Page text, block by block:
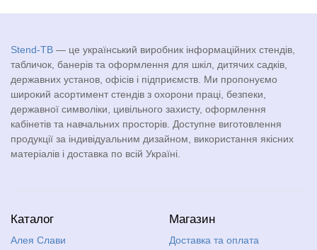
Stend-TB — це український виробник інформаційних стендів,
табличок, банерів та оформлення для шкіл, дитячих садків,
державних установ, офісів і підприємств. Ми пропонуємо
широкий асортимент стендів з охорони праці, безпеки,
державної символіки, цивільного захисту, оформлення
кабінетів та навчальних просторів. Доступне виготовлення
продукції за індивідуальним дизайном, використання якісних
матеріалів і доставка по всій Україні.
Каталог
Алея Слави
Магазин
Доставка та оплата